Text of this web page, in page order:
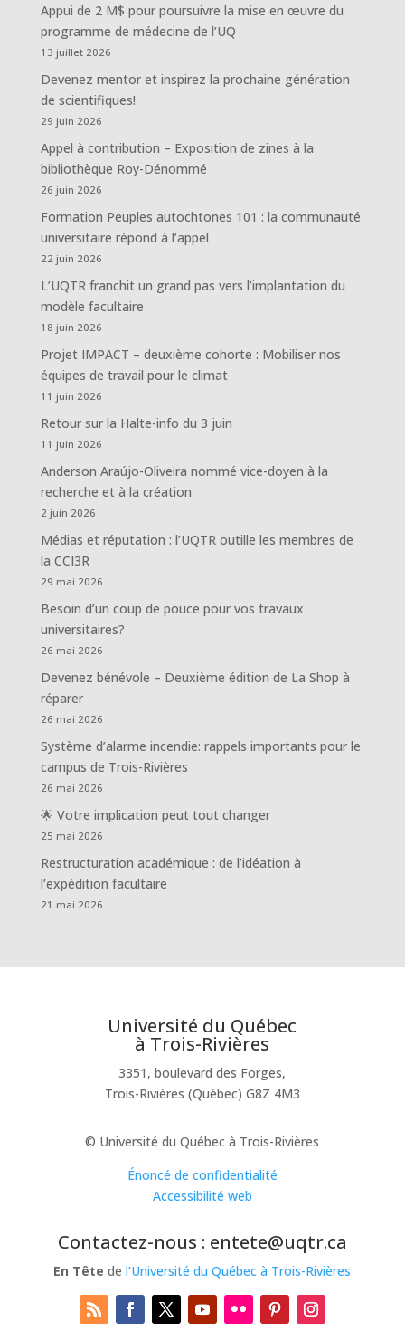
Appui de 2 M$ pour poursuivre la mise en œuvre du
programme de médecine de l’UQ
13 juillet 2026
Devenez mentor et inspirez la prochaine génération
de scientifiques!
29 juin 2026
Appel à contribution – Exposition de zines à la
bibliothèque Roy-Dénommé
26 juin 2026
Formation Peuples autochtones 101 : la communauté
universitaire répond à l’appel
22 juin 2026
L’UQTR franchit un grand pas vers l’implantation du
modèle facultaire
18 juin 2026
Projet IMPACT – deuxième cohorte : Mobiliser nos
équipes de travail pour le climat
11 juin 2026
Retour sur la Halte-info du 3 juin
11 juin 2026
Anderson Araújo-Oliveira nommé vice-doyen à la
recherche et à la création
2 juin 2026
Médias et réputation : l’UQTR outille les membres de
la CCI3R
29 mai 2026
Besoin d’un coup de pouce pour vos travaux
universitaires?
26 mai 2026
Devenez bénévole – Deuxième édition de La Shop à
réparer
26 mai 2026
Système d’alarme incendie: rappels importants pour le
campus de Trois-Rivières
26 mai 2026
🌟 Votre implication peut tout changer
25 mai 2026
Restructuration académique : de l’idéation à
l’expédition facultaire
21 mai 2026
Université du Québec
à Trois-Rivières
3351, boulevard des Forges,
Trois-Rivières (Québec) G8Z 4M3
© Université du Québec à Trois-Rivières
Énoncé de confidentialité
Accessibilité web
Contactez-nous : entete@uqtr.ca
En Tête del’Université du Québec à Trois-Rivières